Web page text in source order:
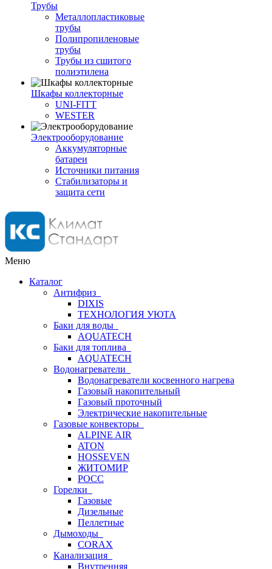
Трубы
Металлопластиковые
трубы
Полипропиленовые
трубы
Трубы из сшитого
полиэтилена
Шкафы коллекторные
UNI-FITT
WESTER
Электрооборудование
Аккумуляторные
батареи
Источники питания
Стабилизаторы и
защита сети
Меню
Каталог
Антифриз
DIXIS
ТЕХНОЛОГИЯ УЮТА
Баки для воды
AQUATECH
Баки для топлива
AQUATECH
Водонагреватели
Водонагреватели косвенного нагрева
Газовый накопительный
Газовый проточный
Электрические накопительные
Газовые конвекторы
ALPINE AIR
ATON
HOSSEVEN
ЖИТОМИР
РОСС
Горелки
Газовые
Дизельные
Пеллетные
Дымоходы
CORAX
Канализация
Внутренняя